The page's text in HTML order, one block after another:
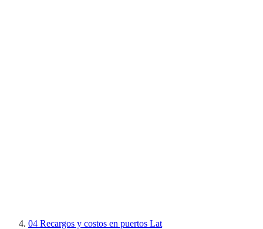
04 Recargos y costos en puertos Lat